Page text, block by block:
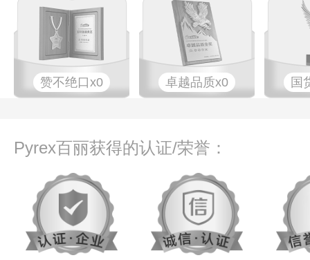
赞不绝口x0 卓越品质x0 国
Pyrex百丽获得的认证/荣誉：